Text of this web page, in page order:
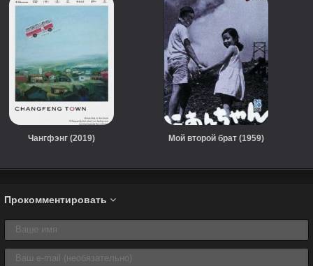
Чангфэнг (2019) Мой второй брат (1959)
Прокомментировать